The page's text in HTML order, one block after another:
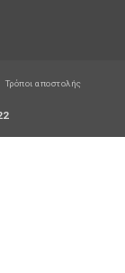
Τρόποι αποστολής